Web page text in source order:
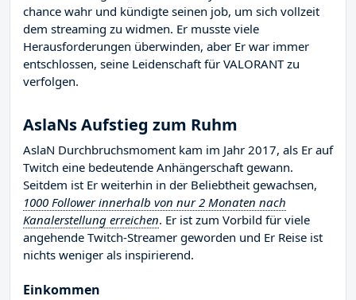
chance wahr und kündigte seinen job, um sich vollzeit
dem streaming zu widmen. Er musste viele
Herausforderungen überwinden, aber Er war immer
entschlossen, seine Leidenschaft für VALORANT zu
verfolgen.
AslaNs Aufstieg zum Ruhm
AslaN Durchbruchsmoment kam im Jahr 2017, als Er auf
Twitch eine bedeutende Anhängerschaft gewann.
Seitdem ist Er weiterhin in der Beliebtheit gewachsen,
1000 Follower innerhalb von nur 2 Monaten nach
Kanalerstellung erreichen. Er ist zum Vorbild für viele
angehende Twitch-Streamer geworden und Er Reise ist
nichts weniger als inspirierend.
Einkommen